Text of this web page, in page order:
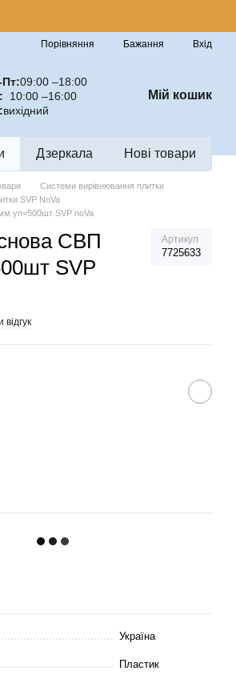
Порівняння Бажання Вхід
Пт:09:00 –18:00
10:00 –16:00
вихідний
Мій кошик
Дзеркала Нові товари
Системи вирівнювання плитки
SVP NoVa
уп=500шт SVP noVa
СВП
SVP
Артикул
7725633
Україна
Пластик